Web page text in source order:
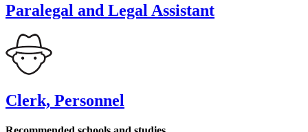
Paralegal and Legal Assistant
Clerk, Personnel